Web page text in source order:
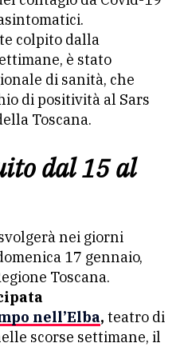
colpito dalla
è stato
di sanità, che
di positività al Sars
Toscana.
dal 15 al
nei giorni
17 gennaio,
Toscana.
nell’Elba, teatro di
scorse settimane, il